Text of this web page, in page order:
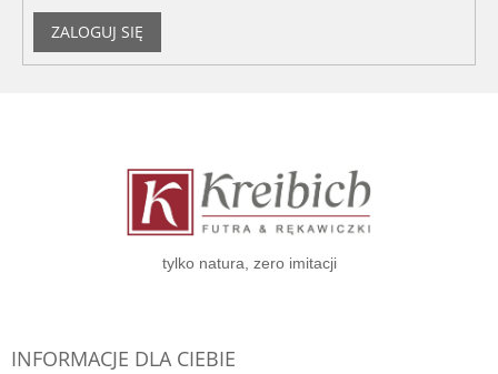
ZALOGUJ SIĘ
tylko natura, zero imitacji
INFORMACJE DLA CIEBIE